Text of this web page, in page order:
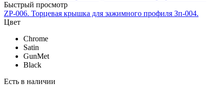
Быстрый просмотр
ZP-006. Торцевая крышка для зажимного профиля Зп-004.
Цвет
Chrome
Satin
GunMet
Black
Есть в наличии